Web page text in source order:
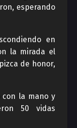
esperando
en
la mirada el
de honor,
con la mano y
50 vidas